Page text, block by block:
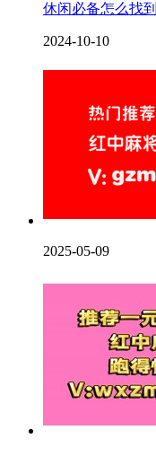
休闲必备怎么找
2024-10-10
2025-05-09